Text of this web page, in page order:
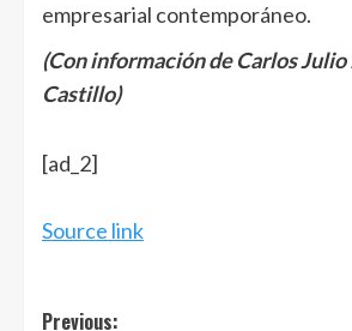
empresarial contemporáneo.
(Con información de Carlos
Castillo)
Navegación
de
entradas
[ad_2]
Source link
Previous: